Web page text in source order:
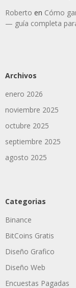
Roberto en Cómo
— guía completa
Archivos
enero 2026
noviembre 2025
octubre 2025
septiembre 2025
agosto 2025
Categorias
Binance
BitCoins Gratis
Diseño Grafico
Diseño Web
Encuestas Pagadas